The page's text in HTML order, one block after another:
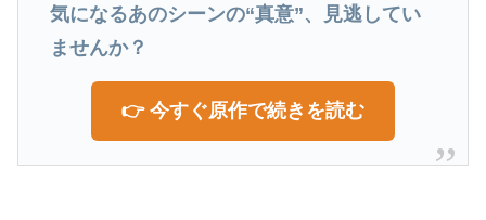
気になるあのシーンの“真意”、見逃してい
ませんか？
👉 今すぐ原作で続きを読む